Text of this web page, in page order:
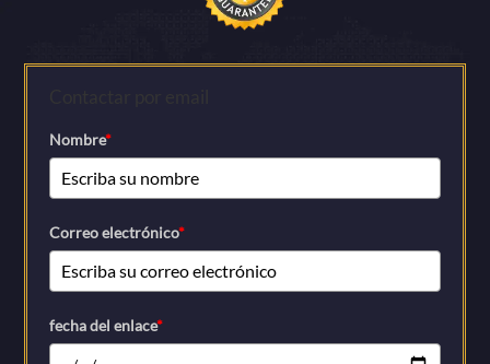
Nombre*
Correo electrónico*
fecha del enlace*